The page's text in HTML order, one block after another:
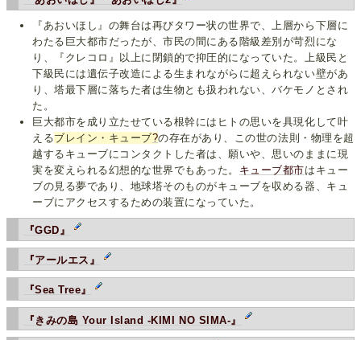
『あおいほし』の舞台は再びタワー状の世界で、上層から下層に
わたる巨大都市だったが、市民の間にある階級差別が苛烈にな
り、『クレコロ』以上に閉鎖的で抑圧的になっていた。上級民と
下級民には遺伝子改造による生まれながらに超えられない壁があ
り、塔最下層に落ちた者は生物とも扱われない、バケモノとされ
た。
巨大都市を成り立たせている根幹にはヒトの思いを具現化して叶
えるブレイン・キューブ?の存在があり、この世の法則・物理を超
越するキューブにコンタクトした者は、願いや、思いのままに現
実を変えられる幻想的な世界でもあった。 キューブ都市はキュー
ブの見る夢であり、地球塔そのものがキューブを収める器、キュ
ーブにアクセスするための装置になっていた。
『GGD』
『アールエス』
『Sea Tree』
『きみの島 Your Island -KIMI NO SIMA-』